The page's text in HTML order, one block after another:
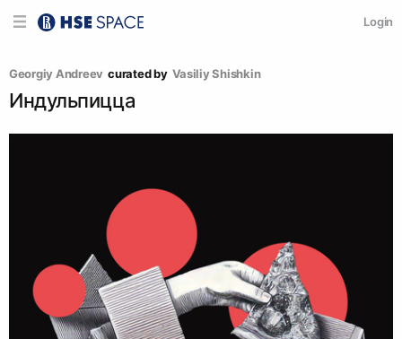
Login
Georgiy Andreev curated by Vasiliy Shishkin
Индульпицца